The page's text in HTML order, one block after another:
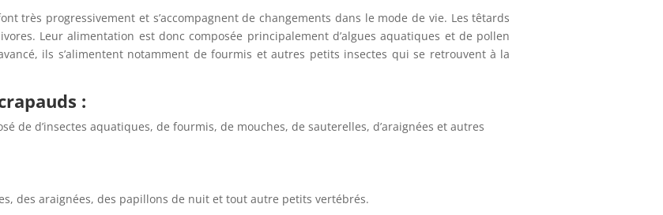
très progressivement et s’accompagnent de changements dans le mode de vie. Les têtards
Leur alimentation est donc composée principalement d’algues aquatiques et de pollen
ils s’alimentent notamment de fourmis et autres petits insectes qui se retrouvent à la
:
de d’insectes aquatiques, de fourmis, de mouches, de sauterelles, d’araignées et autres
des araignées, des papillons de nuit et tout autre petits vertébrés.